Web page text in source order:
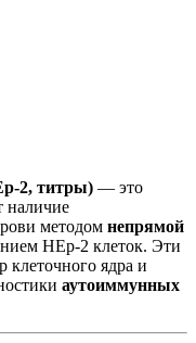
2, титры) — это
наличие
методом непрямой
HEp-2 клеток. Эти
клеточного ядра и
аутоиммунных